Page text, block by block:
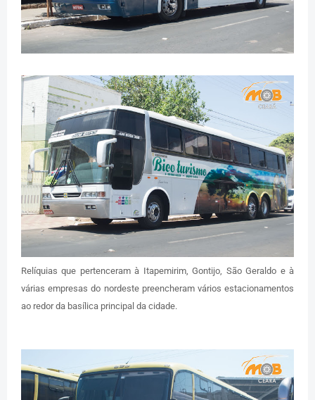
Relíquias que pertenceram à Itapemirim, Gontijo, São Geraldo e à
várias empresas do nordeste preencheram vários estacionamentos
ao redor da basílica principal da cidade.